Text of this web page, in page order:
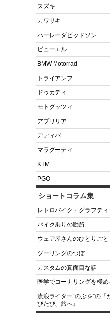
スズキ
カワサキ
ハーレーダビッドソン
ビューエル
BMW Motorrad
トライアンフ
ドゥカティ
モトグッツィ
アプリリア
アディバ
マラグーティ
KTM
PGO
ショートコラム集
レトロバイク・グラフティ
バイク乗りの勘所
ウェア屋さんのひとりごと
ツーリングのつぼ
カスタムの真面目な話
医学でコーナリングを極め
流浪ライター“のぶを”の『
びたび、旅へ』